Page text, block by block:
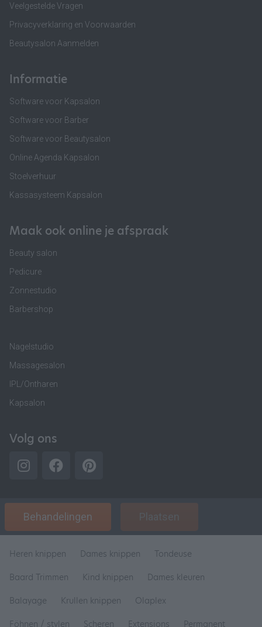
Veelgestelde Vragen
Privacyverklaring en Voorwaarden
Beautysalon Aanmelden
Informatie
Software voor Kapsalon
Software voor Barber
Software voor Beautysalon
Online Agenda Kapsalon
Stoelverhuur
Kassasysteem Kapsalon
Maak ook online je afspraak
Beauty salon
Pedicure
Zonnestudio
Barbershop
Nagelstudio
Massagesalon
IPL/Ontharen
Kapsalon
Volg ons
Behandelingen Plaatsen
Heren knippen Dames knippen
Tondeuse
Baard Trimmen
Kind knippen
Dames kleuren
Balayage
Krullen knippen
Olaplex
Föhnen / stylen
Scheren Extensions Permanent